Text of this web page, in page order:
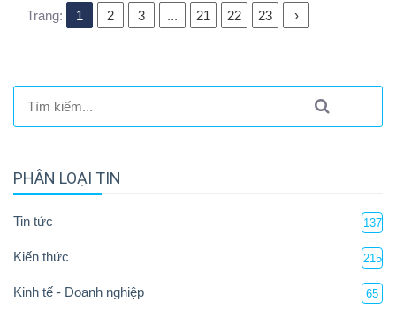
Trang: 1 2 3 ... 21 22 23 ›
PHÂN LOẠI TIN
Tin tức 137
Kiến thức 215
Kinh tế - Doanh nghiệp 65